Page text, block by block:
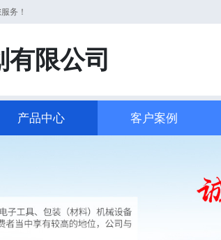
务！
限公司
产品中心 客户案例